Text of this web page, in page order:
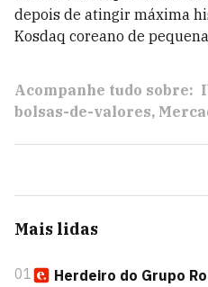
depois de atingir máxima
Kosdaq coreano de
Acompanhe tudo sobre:
bolsas-de-valores
Mais lidas
01
Herdeiro do Grupo